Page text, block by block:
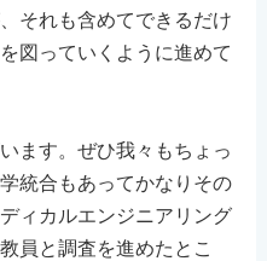
それも含めてできるだけ
図っていくように進めて
ます。ぜひ我々もちょっ
統合もあってかなりその
ィカルエンジニアリング
員と調査を進めたとこ